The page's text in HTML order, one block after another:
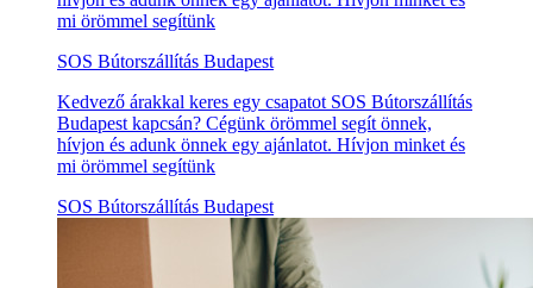
mi örömmel segítünk
SOS Bútorszállítás Budapest
Kedvező árakkal keres egy csapatot SOS Bútorszállítás
Budapest kapcsán? Cégünk örömmel segít önnek,
hívjon és adunk önnek egy ajánlatot. Hívjon minket és
mi örömmel segítünk
SOS Bútorszállítás Budapest